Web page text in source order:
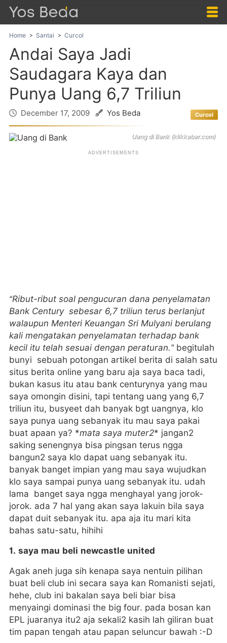
Home Santai Curcol
Andai Saya Jadi
Saudagara Kaya dan
Punya Uang 6,7 Triliun
December 17, 2009 Yos Beda Curcol
Uang di Bank (klikkabar.com)
“Ribut-ribut soal pengucuran dana penyelamatan
Bank Century sebesar 6,7 triliun terus berlanjut
walaupun Menteri Keuangan Sri Mulyani berulang
kali mengatakan penyelamatan terhadap bank
kecil itu telah sesuai dengan peraturan.”begitulah
bunyi sebuah potongan artikel berita di salah satu
situs berita online yang baru aja saya baca tadi,
bukan kasus itu atau bank centurynya yang mau
saya omongin disini, tapi tentang uang yang 6,7
triliun itu, busyeet dah banyak bgt uangnya, klo
saya punya uang sebanyak itu mau saya pakai
buat apaan ya? *mata saya muter2* jangan2
saking senengnya bisa pingsan terus ngga
bangun2 saya klo dapat uang sebanyak itu.
banyak banget impian yang mau saya wujudkan
klo saya sampai punya uang sebanyak itu. udah
lama banget saya ngga menghayal yang jorok-
jorok. ada 7 hal yang akan saya lakuin bila saya
dapat duit sebanyak itu. apa aja itu mari kita
bahas satu-satu, hihihi
1. saya mau beli newcastle united
Agak aneh juga sih kenapa saya nentuin pilihan
buat beli club ini secara saya kan Romanisti sejati,
hehe, club ini bakalan saya beli biar bisa
menyaingi dominasi the big four. pada bosan kan
EPL juaranya itu2 aja sekali2 kasih lah giliran buat
tim papan tengah atau papan seluncur bawah :-D